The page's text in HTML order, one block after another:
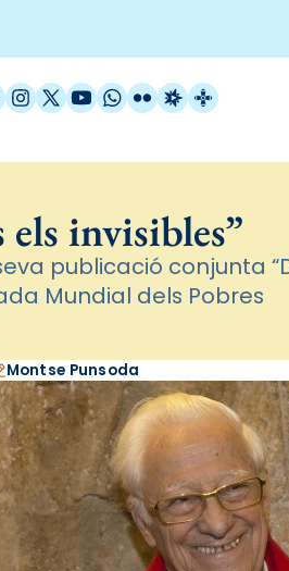
Instagram
X / Twitter
YouTube
WhatsApp
FlickrRadio Estel
invisibles”
publicació conjunta
Mundial dels Pobres
Montse Punsoda